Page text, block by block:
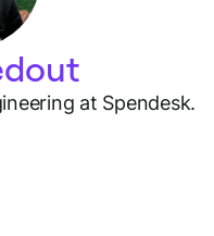
at Spendesk.